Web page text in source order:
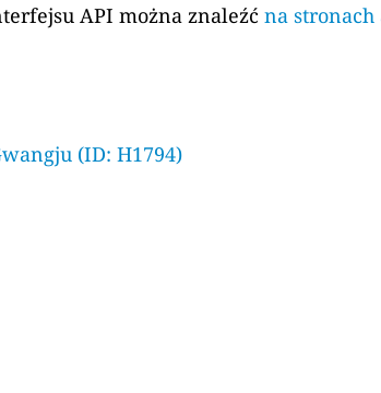
API można znaleźć na
(ID: H1794)